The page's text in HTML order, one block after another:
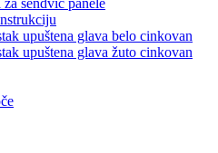
sendvič panele
upuštena glava belo cinkovan
upuštena glava žuto cinkovan